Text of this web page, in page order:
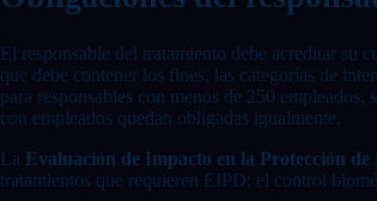
El responsable del tratamiento debe acreditar su
que debe contener los fines, las categorías de
para responsables con menos de 250
con empleados quedan obligadas igualmente.
La Evaluación de Impacto en la Protección
tratamientos que requieren EIPD; el control